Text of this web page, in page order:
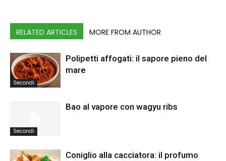
RELATED ARTICLES MORE FROM AUTHOR
Secondi
Polipetti affogati: il sapore pieno del
mare
Secondi
Bao al vapore con wagyu ribs
Coniglio alla cacciatora: il profumo